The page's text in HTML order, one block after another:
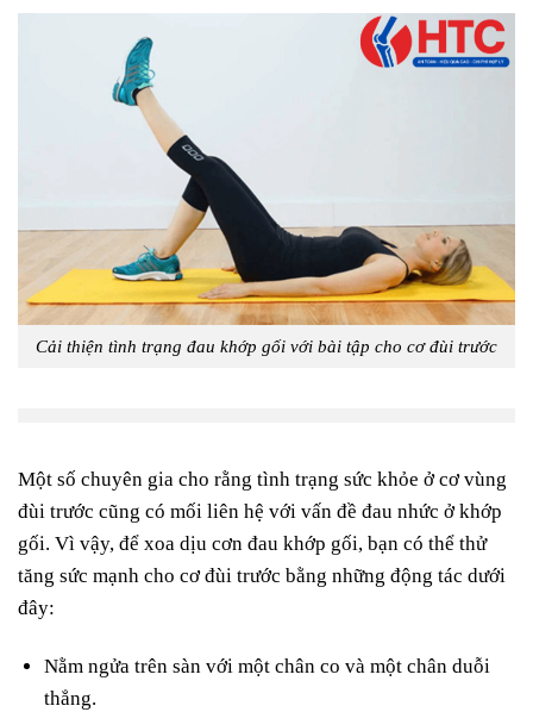
Cải thiện tình trạng đau khớp gối với bài tập cho cơ đùi trước
Một số chuyên gia cho rằng tình trạng sức khỏe ở cơ vùng
đùi trước cũng có mối liên hệ với vấn đề đau nhức ở khớp
gối. Vì vậy, để xoa dịu cơn đau khớp gối, bạn có thể thử
tăng sức mạnh cho cơ đùi trước bằng những động tác dưới
đây:
Nằm ngửa trên sàn với một chân co và một chân duỗi
thẳng.